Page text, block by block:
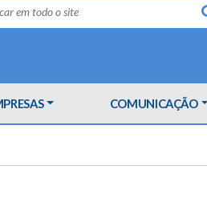
COMUNICAÇÃO